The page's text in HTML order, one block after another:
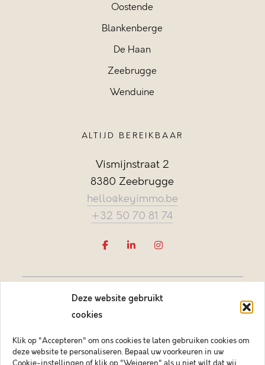
Deze website gebruikt
cookies
Klik op "Accepteren" om ons cookies te laten gebruiken cookies om
deze website te personaliseren. Bepaal uw voorkeuren in uw
Oostende
Blankenberge
De Haan
Zeebrugge
Wenduine
ALTIJD BEREIKBAAR
Vismijnstraat 2
8380 Zeebrugge
hello@keyimmo.be
+32 50 70 81 74
Vastgoedmakelaar-bemiddelaar BIV België BIV 505084